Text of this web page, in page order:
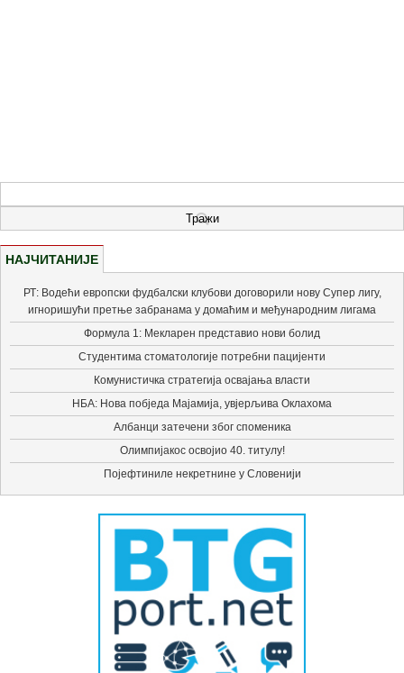
НАЈЧИТАНИЈЕ
РТ: Водећи европски фудбалски клубови договорили нову Супер лигу,
игноришући претње забранама у домаћим и међународним лигама
Формула 1: Мекларен представио нови болид
Студентима стоматологије потребни пацијенти
Комунистичка стратегија освајања власти
НБА: Нова побједа Мајамија, увјерљива Оклахома
Албанци затечени због споменика
Олимпијакос освојио 40. титулу!
Појефтиниле некретнине у Словенији